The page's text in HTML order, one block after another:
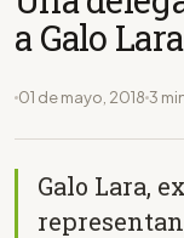
a Galo Lara
01 de mayo, 2018 3
Galo Lara,